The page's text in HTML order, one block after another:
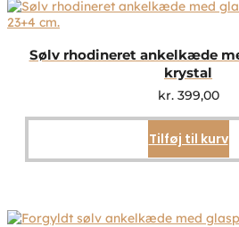
Sølv rhodineret ankelkæde
krystal
kr.399,00
Tilføj til kurv